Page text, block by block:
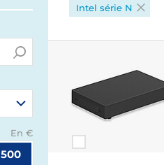
En €
500
Intel série N